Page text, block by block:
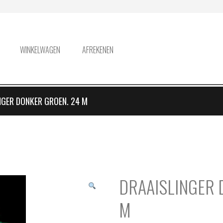
WINKELWAGEN AFREKENEN
DONKER GROEN. 24 M
DRAAISLINGER
M